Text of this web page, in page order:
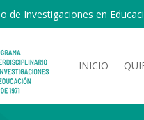
de Investigaciones en
INICIO